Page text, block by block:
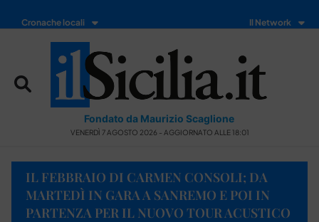
Cronache locali Il Network
Fondato da Maurizio Scaglione
VENERDÌ 7 AGOSTO 2026 - AGGIORNATO ALLE 18:01
IL FEBBRAIO DI CARMEN CONSOLI; DA
MARTEDÌ IN GARA A SANREMO E POI IN
PARTENZA PER IL NUOVO TOUR ACUSTICO